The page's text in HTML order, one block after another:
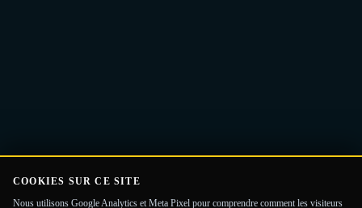
COOKIES SUR CE SITE
Nous utilisons Google Analytics et Meta Pixel pour comprendre comment les visiteurs